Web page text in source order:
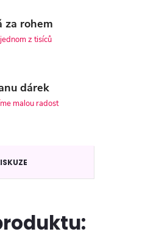
za rohem
z tisíců
dárek
malou radost